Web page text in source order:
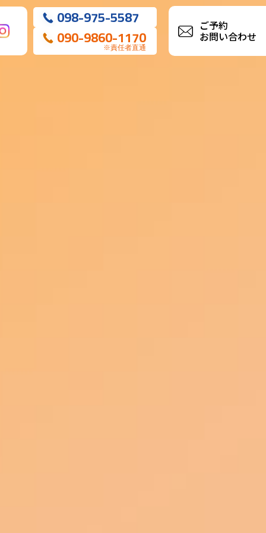
098-975-5587
090-9860-1170
※責任者直通
ご予約
お問い合わせ